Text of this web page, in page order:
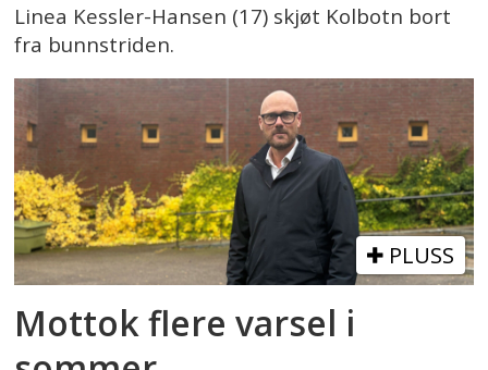
Linea Kessler-Hansen (17) skjøt Kolbotn bort
fra bunnstriden.
PLUSS
Mottok flere varsel i